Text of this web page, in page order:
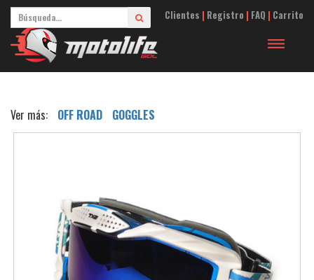
Clientes | Registro | FAQ | Carrito
Toggle
Ver más: OFF ROAD GOGGLES